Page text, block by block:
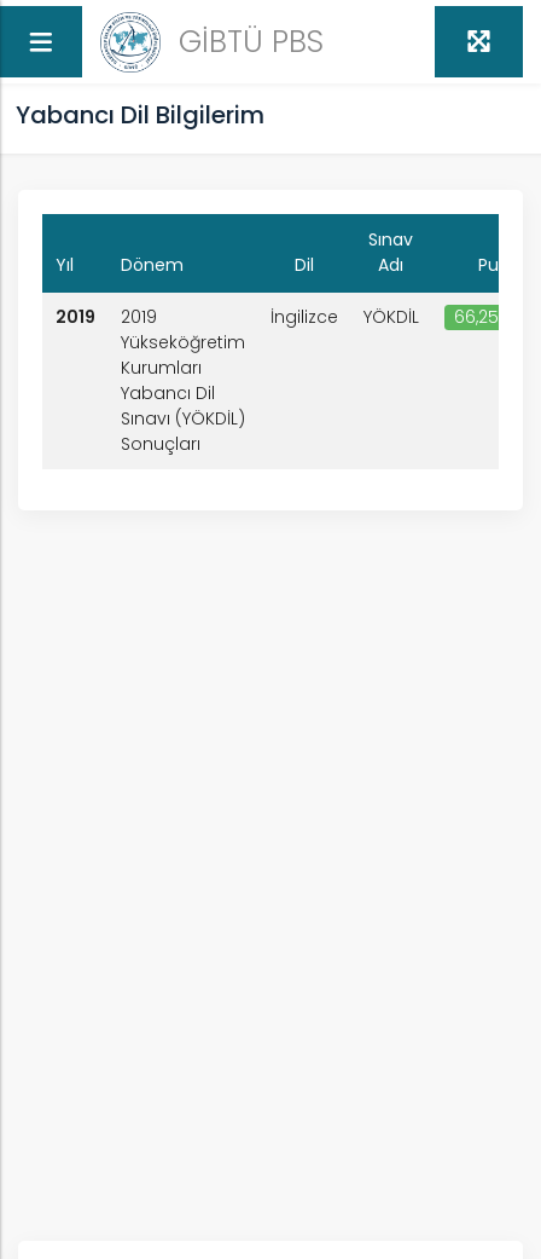
GİBTÜ PBS
Yabancı Dil Bilgilerim
Yıl Dönem Dil
Sınav
Adı
Puan
2019
2019
Yükseköğretim
Kurumları
Yabancı Dil
Sınavı (YÖKDİL)
Sonuçları
İngilizce YÖKDİL 66,25000